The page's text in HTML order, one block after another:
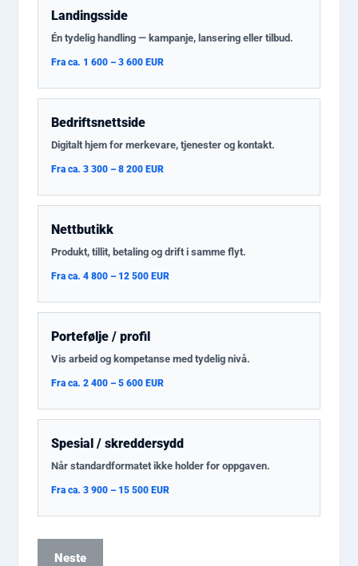
Landingsside
Én tydelig handling — kampanje, lansering eller tilbud.
Fra ca. 1 600 – 3 600 EUR
Bedriftsnettside
Digitalt hjem for merkevare, tjenester og kontakt.
Fra ca. 3 300 – 8 200 EUR
Nettbutikk
Produkt, tillit, betaling og drift i samme flyt.
Fra ca. 4 800 – 12 500 EUR
Portefølje / profil
Vis arbeid og kompetanse med tydelig nivå.
Fra ca. 2 400 – 5 600 EUR
Spesial / skreddersydd
Når standardformatet ikke holder for oppgaven.
Fra ca. 3 900 – 15 500 EUR
Neste